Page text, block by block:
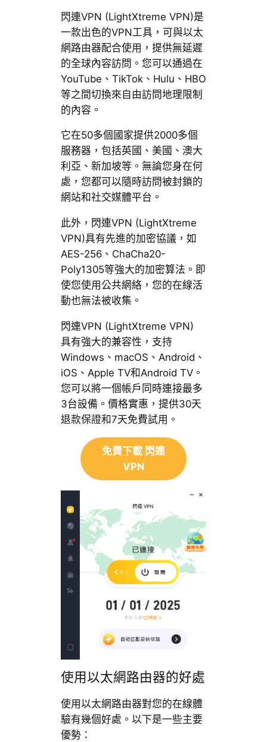
閃連VPN (LightXtreme VPN)是
一款出色的VPN工具，可與以太
網路由器配合使用，提供無延遲
的全球內容訪問。您可以通過在
YouTube、TikTok、Hulu、HBO
等之間切換來自由訪問地理限制
的內容。
它在50多個國家提供2000多個
服務器，包括英國、美國、澳大
利亞、新加坡等。無論您身在何
處，您都可以隨時訪問被封鎖的
網站和社交媒體平台。
此外，閃連VPN (LightXtreme
VPN)具有先進的加密協議，如
AES-256、ChaCha20-
Poly1305等強大的加密算法。即
使您使用公共網絡，您的在線活
動也無法被收集。
閃連VPN (LightXtreme VPN)
具有強大的兼容性，支持
Windows、macOS、Android、
iOS、Apple TV和Android TV。
您可以將一個帳戶同時連接最多
3台設備。價格實惠，提供30天
退款保證和7天免費試用。
免費下載 閃連
VPN
使用以太網路由器的好處
使用以太網路由器對您的在線體
驗有幾個好處。以下是一些主要
優勢：